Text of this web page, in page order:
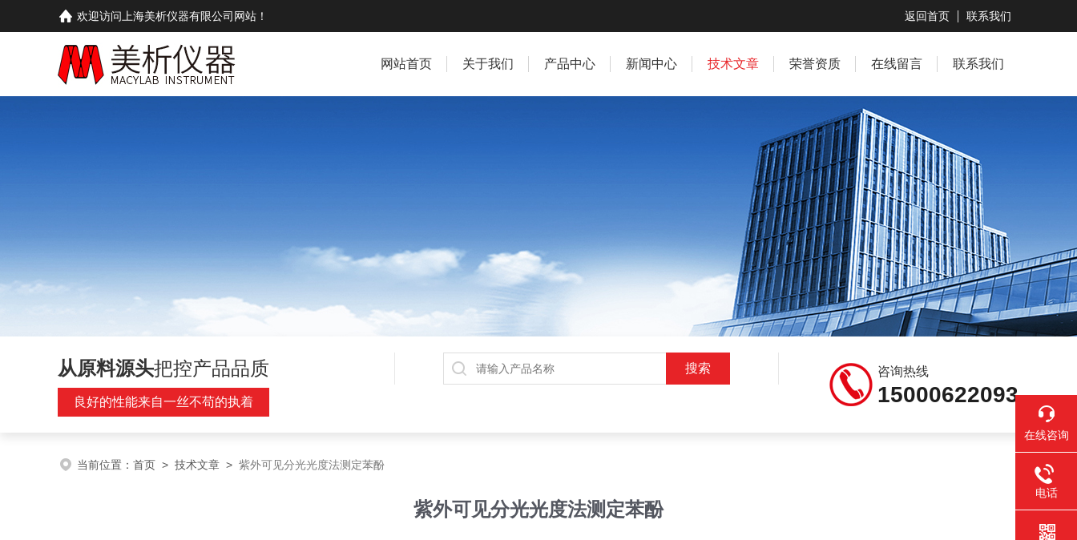
欢迎访问上海美析仪器有限公司网站！ 返回首页 联系我们
网站首页 关于我们 产品中心 新闻中心 技术文章 荣誉资质 在线留言 联系我们
从原料源头把控产品品质
良好的性能来自一丝不苟的执着
咨询热线
15000622093
当前位置： 首页 > 技术文章 > 紫外可见分光光度法测定苯酚
紫外可见分光光度法测定苯酚
在线咨询
电话